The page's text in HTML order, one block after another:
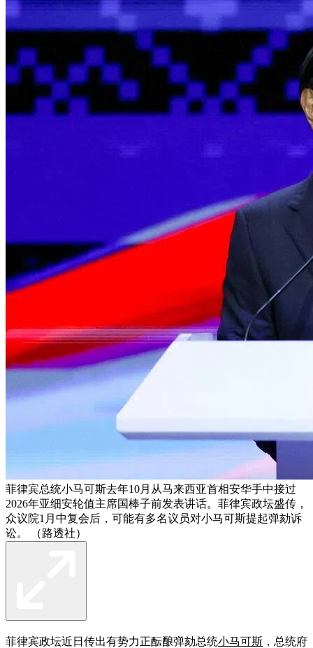
菲律宾总统小马可斯去年10月从马来西亚首相安华手中接过
2026年亚细安轮值主席国棒子前发表讲话。菲律宾政坛盛传，
众议院1月中复会后，可能有多名议员对小马可斯提起弹劾诉
讼。 （路透社）
菲律宾政坛近日传出有势力正酝酿弹劾总统小马可斯 ，总统府